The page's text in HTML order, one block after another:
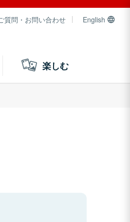
質問・お問い合わせ English
楽しむ